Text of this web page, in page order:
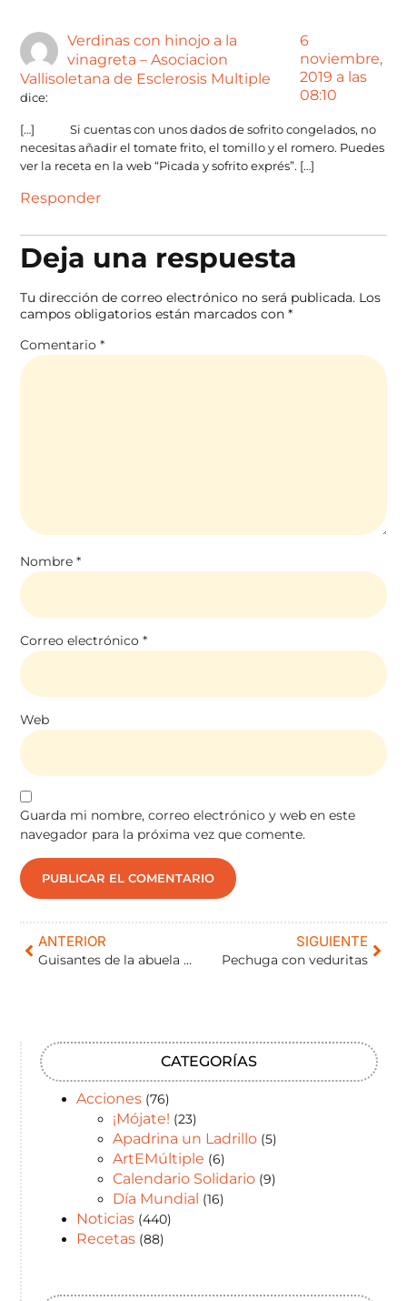
Verdinas con hinojo a la
vinagreta – Asociacion
Vallisoletana de Esclerosis Multiple
dice:
6
noviembre,
2019 a las
08:10
[…] Si cuentas con unos dados de sofrito congelados, no
necesitas añadir el tomate frito, el tomillo y el romero. Puedes
ver la receta en la web “Picada y sofrito exprés”. […]
Responder
Deja una respuesta
Tu dirección de correo electrónico no será publicada. Los
campos obligatorios están marcados con*
Comentario*
Nombre*
Correo electrónico*
Web
Guarda mi nombre, correo electrónico y web en este
navegador para la próxima vez que comente.
ANTERIOR
Guisantes de la abuela Mercedes
SIGUIENTE
Pechuga con veduritas
CATEGORÍAS
Acciones (76)
¡Mójate! (23)
Apadrina un Ladrillo (5)
ArtEMúltiple (6)
Calendario Solidario (9)
Día Mundial (16)
Noticias (440)
Recetas (88)